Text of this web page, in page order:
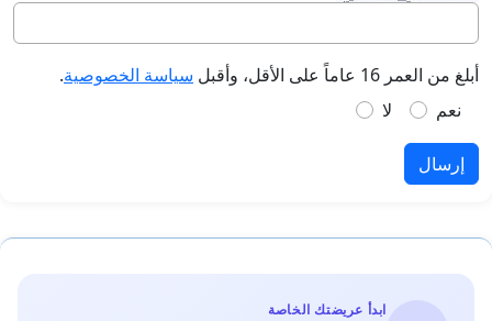
أبلغ من العمر 16 عاماً على الأقل، وأقبل سياسة الخصوصية.
نعم
لا
إرسال
ابدأ عريضتك الخاصة